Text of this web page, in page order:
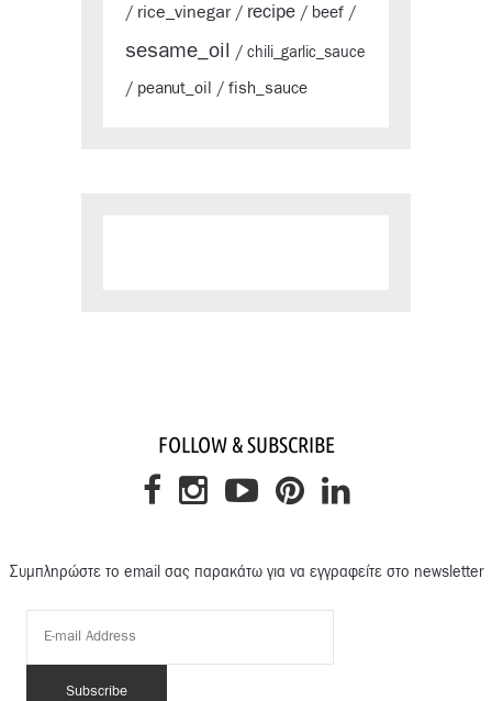
/ rice_vinegar/ recipe / beef /
sesame_oil / chili_garlic_sauce
/ peanut_oil / fish_sauce
FOLLOW & SUBSCRIBE
Συμπληρώστε το email σας παρακάτω για να εγγραφείτε στο newsletter